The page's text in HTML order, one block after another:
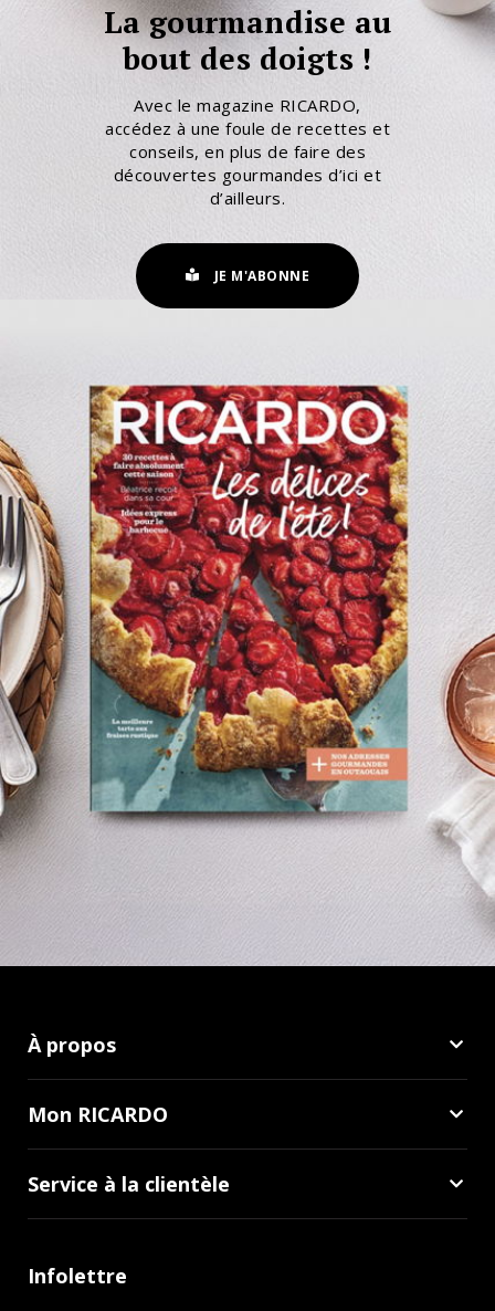
La gourmandise au
bout des doigts !
Avec le magazine RICARDO,
accédez à une foule de recettes et
conseils, en plus de faire des
découvertes gourmandes d’ici et
d’ailleurs.
JE M'ABONNE
À propos
Mon RICARDO
Service à la clientèle
Infolettre